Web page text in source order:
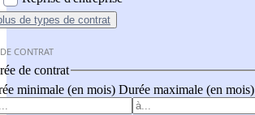
de types de contrat
CONTRAT
de contrat
minimale (en mois) Durée maximale (en mois)